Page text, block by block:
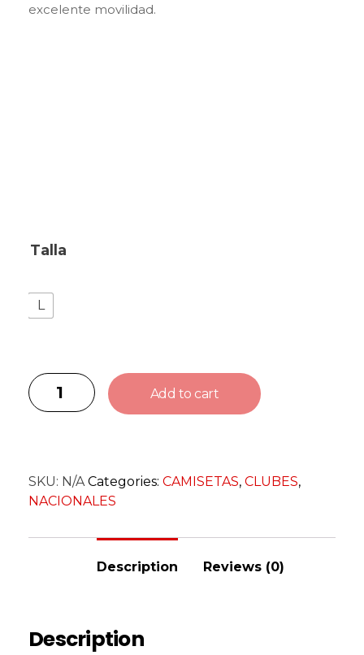
excelente movilidad.
Talla
L
Add to cart
SKU: N/A Categories: CAMISETAS, CLUBES,
NACIONALES
Description Reviews (0)
Description